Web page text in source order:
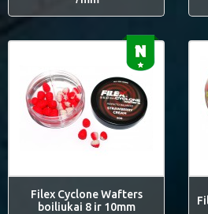
Filex Cyclone Wafters
boiliukai 8 ir 10mm